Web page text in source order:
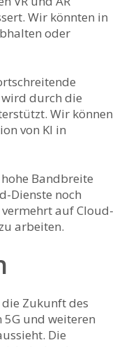
Wir⁣ könnten in
oder
durch die⁤
Wir können
von KI⁣ in⁣
Bandbreite
Dienste noch
⁣auf Cloud-
arbeiten.
die Zukunft des
und weiteren
Die